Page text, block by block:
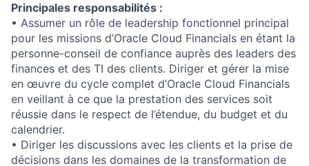
Principales responsabilités :
• Assumer un rôle de leadership fonctionnel principal
pour les missions d’Oracle Cloud Financials en étant la
personne-conseil de confiance auprès des leaders des
finances et des TI des clients. Diriger et gérer la mise
en œuvre du cycle complet d’Oracle Cloud Financials
en veillant à ce que la prestation des services soit
réussie dans le respect de l’étendue, du budget et du
calendrier.
• Diriger les discussions avec les clients et la prise de
décisions dans les domaines de la transformation de